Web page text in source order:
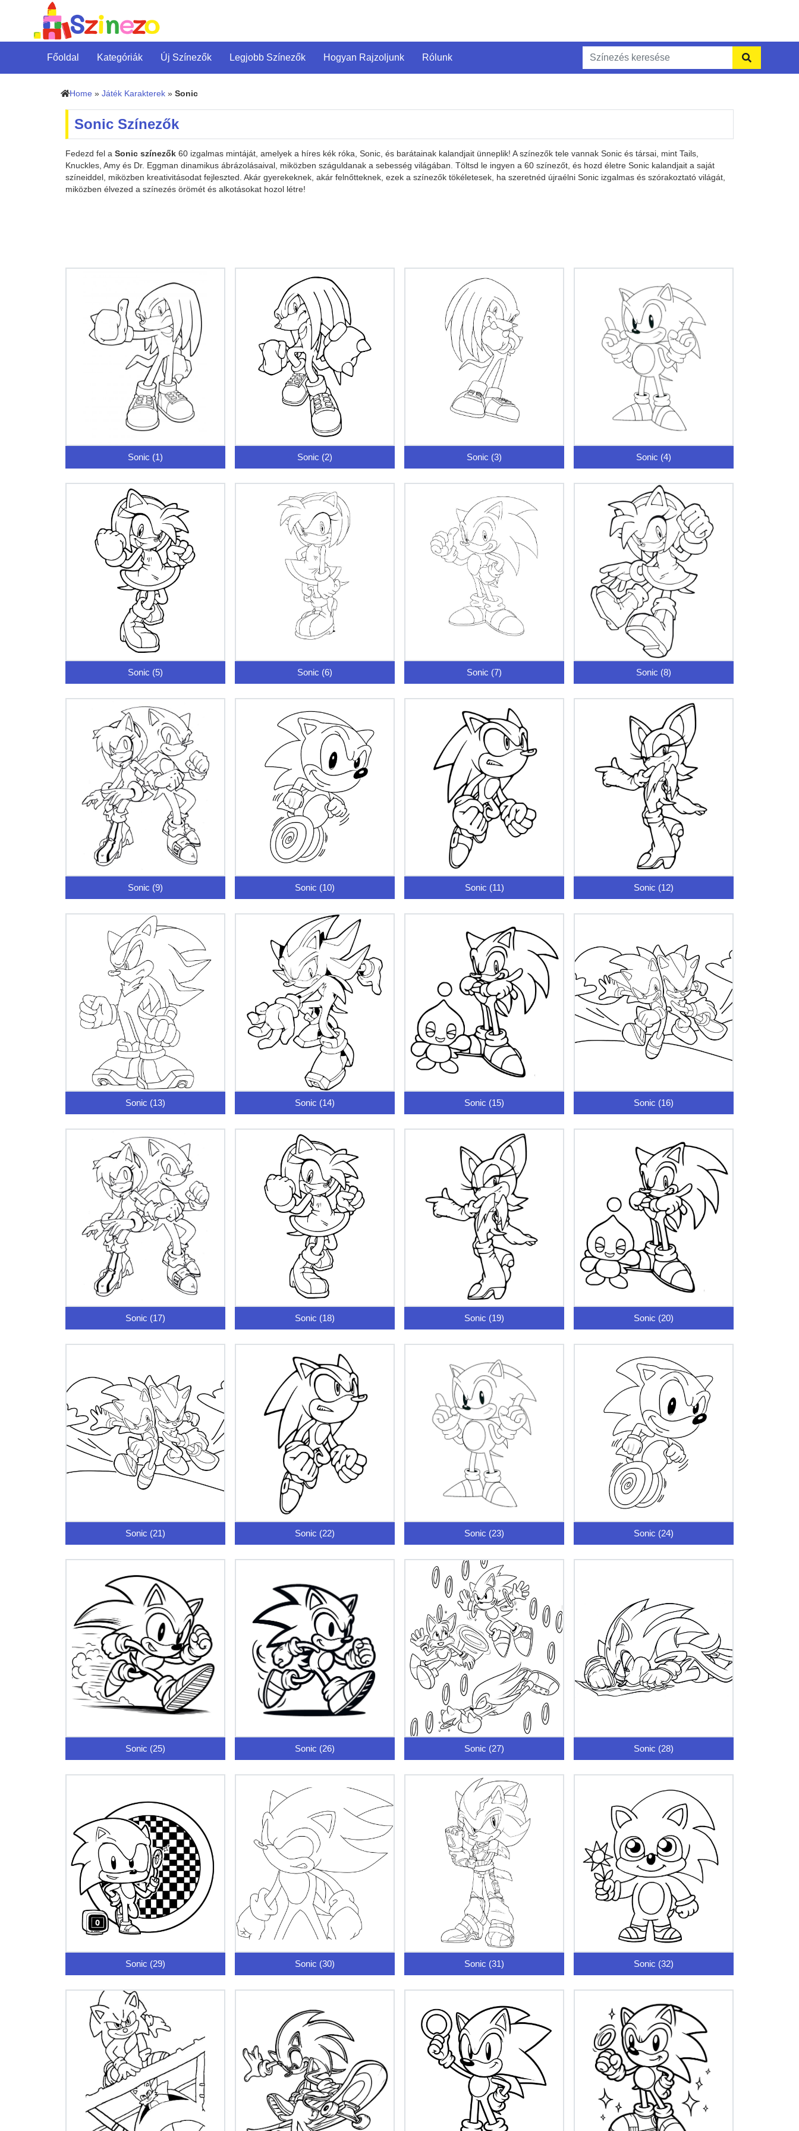
Főoldal Kategóriák Új Színezők Legjobb Színezők Hogyan Rajzoljunk Rólunk
Home » Játék Karakterek » Sonic
Sonic Színezők
Fedezd fel a Sonic színezők 60 izgalmas mintáját, amelyek a híres kék róka, Sonic, és barátainak kalandjait ünneplik! A színezők tele vannak Sonic és társai, mint Tails,
Knuckles, Amy és Dr. Eggman dinamikus ábrázolásaival, miközben száguldanak a sebesség világában. Töltsd le ingyen a 60 színezőt, és hozd életre Sonic kalandjait a saját
színeiddel, miközben kreativitásodat fejleszted. Akár gyerekeknek, akár felnőtteknek, ezek a színezők tökéletesek, ha szeretnéd újraélni Sonic izgalmas és szórakoztató világát,
miközben élvezed a színezés örömét és alkotásokat hozol létre!
Sonic (1) Sonic (2) Sonic (3) Sonic (4)
Sonic (5) Sonic (6) Sonic (7) Sonic (8)
Sonic (9) Sonic (10) Sonic (11) Sonic (12)
Sonic (13) Sonic (14) Sonic (15) Sonic (16)
Sonic (17) Sonic (18) Sonic (19) Sonic (20)
Sonic (21) Sonic (22) Sonic (23) Sonic (24)
Sonic (25) Sonic (26) Sonic (27) Sonic (28)
Sonic (29) Sonic (30) Sonic (31) Sonic (32)